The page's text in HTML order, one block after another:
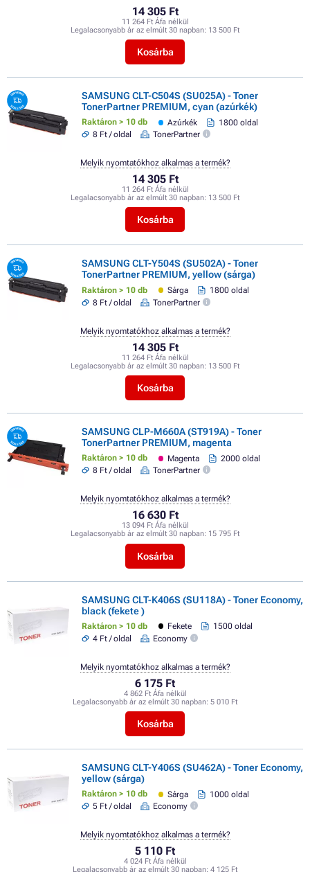
14 305 Ft
11 264 Ft Áfa nélkül
Legalacsonyabb ár az elmúlt 30 napban: 13 500 Ft
Kosárba
SAMSUNG CLT-C504S (SU025A) - Toner
TonerPartner PREMIUM, cyan (azúrkék)
Raktáron > 10 db Azúrkék
1800 oldal
8 Ft / oldal
TonerPartner
14 305 Ft
11 264 Ft Áfa nélkül
Legalacsonyabb ár az elmúlt 30 napban: 13 500 Ft
Kosárba
Melyik nyomtatókhoz alkalmas a termék?
SAMSUNG CLT-Y504S (SU502A) - Toner
TonerPartner PREMIUM, yellow (sárga)
Raktáron > 10 db Sárga
1800 oldal
8 Ft / oldal
TonerPartner
14 305 Ft
11 264 Ft Áfa nélkül
Legalacsonyabb ár az elmúlt 30 napban: 13 500 Ft
Kosárba
Melyik nyomtatókhoz alkalmas a termék?
SAMSUNG CLP-M660A (ST919A) - Toner
TonerPartner PREMIUM, magenta
Raktáron > 10 db Magenta
2000 oldal
8 Ft / oldal
TonerPartner
16 630 Ft
13 094 Ft Áfa nélkül
Legalacsonyabb ár az elmúlt 30 napban: 15 795 Ft
Kosárba
Melyik nyomtatókhoz alkalmas a termék?
SAMSUNG CLT-K406S (SU118A) - Toner Economy,
black (fekete )
Raktáron > 10 db Fekete
1500 oldal
4 Ft / oldal
Economy
6 175 Ft
4 862 Ft Áfa nélkül
Legalacsonyabb ár az elmúlt 30 napban: 5 010 Ft
Kosárba
Melyik nyomtatókhoz alkalmas a termék?
SAMSUNG CLT-Y406S (SU462A) - Toner Economy,
yellow (sárga)
Raktáron > 10 db Sárga
1000 oldal
5 Ft / oldal
Economy
5 110 Ft
4 024 Ft Áfa nélkül
Legalacsonyabb ár az elmúlt 30 napban: 4 125 Ft
Melyik nyomtatókhoz alkalmas a termék?